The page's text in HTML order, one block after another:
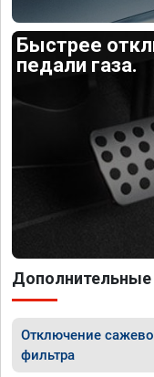
Быстрее
педали газа.
Дополнительные
Отключение
фильтра